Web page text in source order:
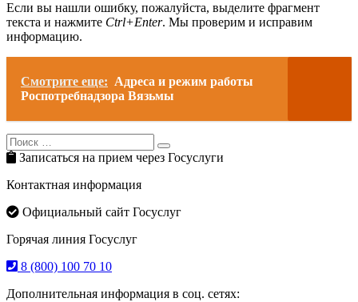
Если вы нашли ошибку, пожалуйста, выделите фрагмент
текста и нажмите Ctrl+Enter. Мы проверим и исправим
информацию.
Смотрите еще: Адреса и режим работы
Роспотребнадзора Вязьмы
Search
for:
Search
Записаться на прием через Госуслуги
Контактная информация
Официальный сайт Госуслуг
Горячая линия Госуслуг
8 (800) 100 70 10
Дополнительная информация в соц. сетях: